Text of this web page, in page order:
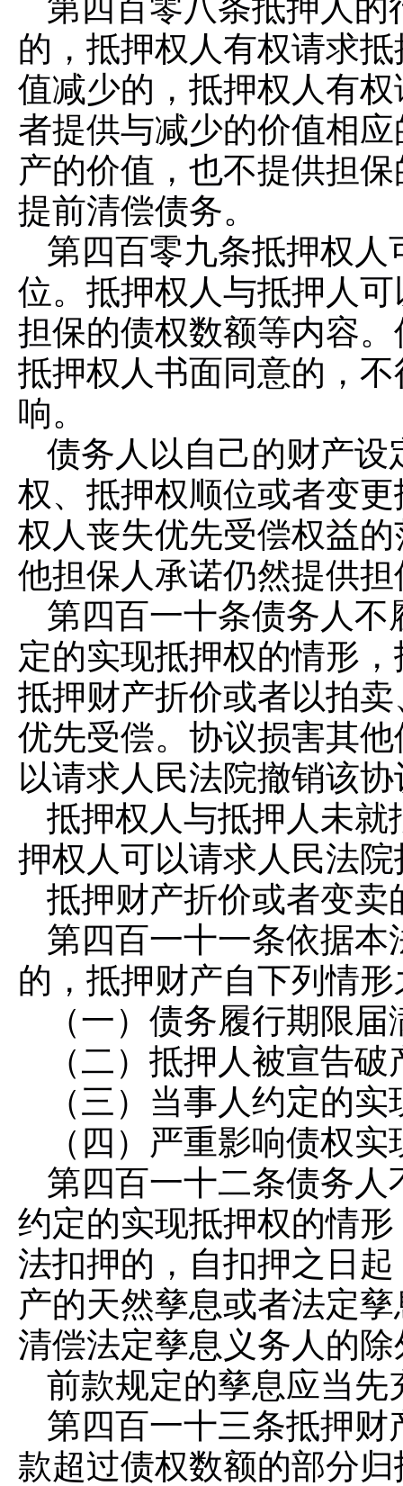
第四百零八条抵押人的
的，抵押权人有权请求
值减少的，抵押权人有
者提供与减少的价值相
产的价值，也不提供担
提前清偿债务。
第四百零九条抵押权人
位。抵押权人与抵押人
担保的债权数额等内容
抵押权人书面同意的，
响。
债务人以自己的财产
权、抵押权顺位或者变
权人丧失优先受偿权益
他担保人承诺仍然提供
第四百一十条债务人不
定的实现抵押权的情形
抵押财产折价或者以拍
优先受偿。协议损害其
以请求人民法院撤销该协
抵押权人与抵押人未
押权人可以请求人民法
抵押财产折价或者变
第四百一十一条依据本
的，抵押财产自下列情
（一）债务履行期限
（二）抵押人被宣告
（三）当事人约定的
（四）严重影响债权
第四百一十二条债务人
约定的实现抵押权的情
法扣押的，自扣押之日
产的天然孳息或者法定
清偿法定孳息义务人的除
前款规定的孳息应当
第四百一十三条抵押财
款超过债权数额的部分